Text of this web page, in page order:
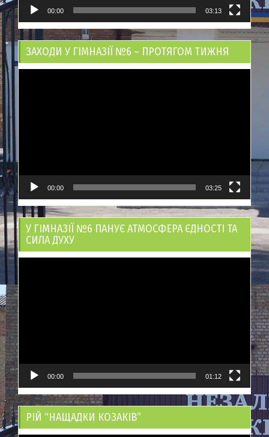
00:00 03:13
ЗАХОДИ У ГІМНАЗІЇ №6 – ПРОТЯГОМ ТИЖНЯ
00:00 03:25
У ГІМНАЗІЇ №6 ПАНУЄ АТМОСФЕРА ЄДНОСТІ ТА
СИЛА ДУХУ
00:00 01:12
РІЙ “НАЩАДКИ КОЗАКІВ”